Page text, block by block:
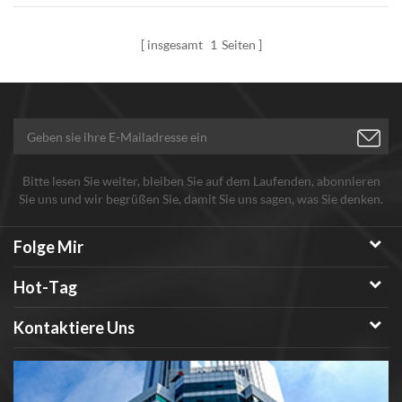
Nanopartikel,
insgesamt 1 Seiten
Bitte lesen Sie weiter, bleiben Sie auf dem Laufenden, abonnieren
Sie uns und wir begrüßen Sie, damit Sie uns sagen, was Sie denken.
Folge Mir
Hot-Tag
Kontaktiere Uns